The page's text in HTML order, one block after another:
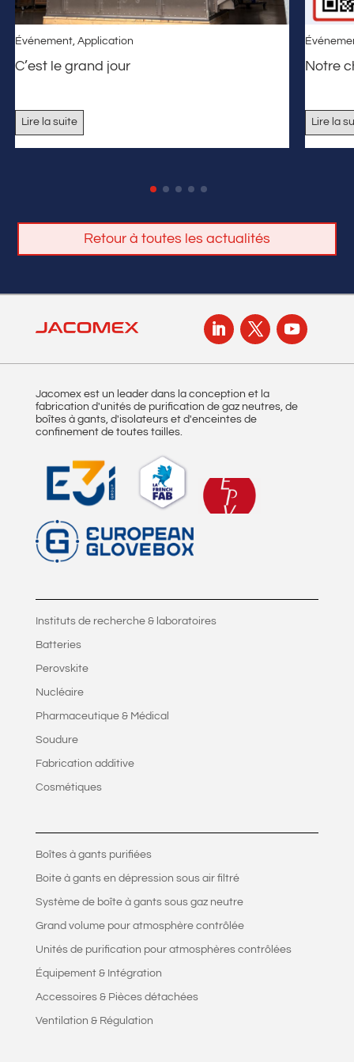
Événement ,Application
C’est le grand jour
Lire la suite
Notre
Lire la
Retour à toutes les actualités
Jacomex est un leader dans la conception et la
fabrication d'unités de purification de gaz neutres, de
boîtes à gants, d'isolateurs et d'enceintes de
confinement de toutes tailles.
Instituts de recherche & laboratoires
Batteries
Perovskite
Nucléaire
Pharmaceutique & Médical
Soudure
Fabrication additive
Cosmétiques
Boîtes à gants purifiées
Boite à gants en dépression sous air filtré
Système de boîte à gants sous gaz neutre
Grand volume pour atmosphère contrôlée
Unités de purification pour atmosphères contrôlées
Équipement & Intégration
Accessoires & Pièces détachées
Ventilation & Régulation